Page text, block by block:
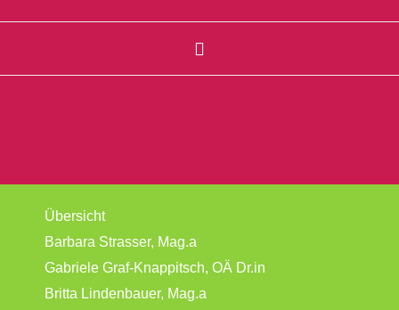
Übersicht
Barbara Strasser, Mag.a
Gabriele Graf-Knappitsch, OÄ Dr.in
Britta Lindenbauer, Mag.a